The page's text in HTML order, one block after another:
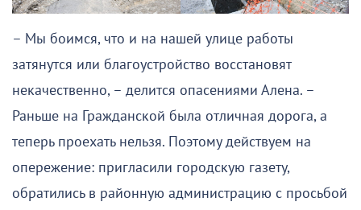
– Мы боимся, что и на нашей улице работы
затянутся или благоустройство восстановят
некачественно, – делится опасениями Алена. –
Раньше на Гражданской была отличная дорога, а
теперь проехать нельзя. Поэтому действуем на
опережение: пригласили городскую газету,
обратились в районную администрацию с просьбой